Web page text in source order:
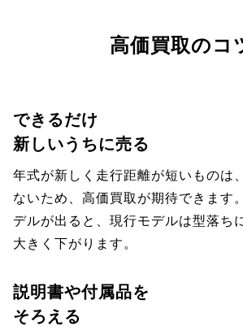
高価買取のコ
できるだけ
新しいうちに売る
年式が新しく走行距離が短いものは
ないため、高価買取が期待できます
デルが出ると、現行モデルは型落ち
大きく下がります。
説明書や付属品を
そろえる